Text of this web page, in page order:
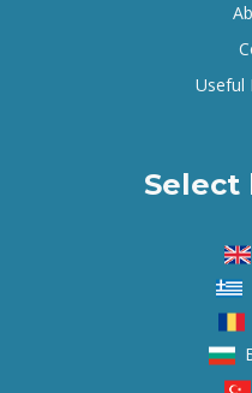
Useful
Select